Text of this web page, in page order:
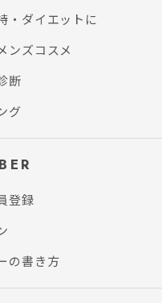
・ダイエットに
ンズコスメ
断
グ
登録
の書き方